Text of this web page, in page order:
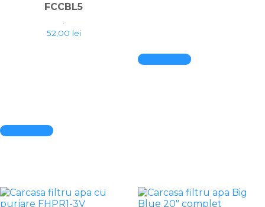
FCCBL5
.
52,00 lei
Quick View
Quick View